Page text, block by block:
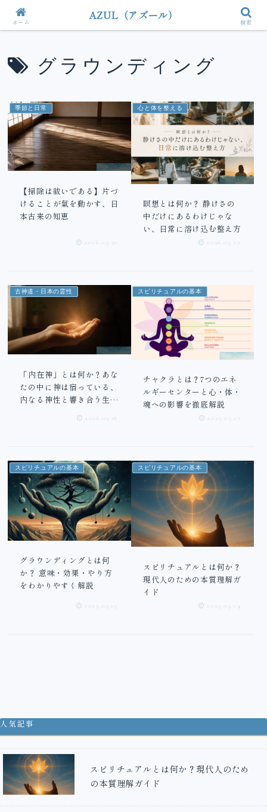
グラウンディング
季節と日常
【掃除は祓いである】片づ
けることが氣を動かす、日
本古来の知恵
2026.05.30
心と体を整える
瞑想とは何か？ 静けさの
中だけにあるわけじゃな
い、日常に溶け込む整え方
2026.05.22
古神道・日本の霊性
「内在神」とは何か？あな
たの中に神は宿っている、
内なる神性と響き合う生き
2026.05.18
スピリチュアルの基本
チャクラとは？7つのエネ
ルギーセンターと心・体・
魂への影響を徹底解説
2025.05.27
スピリチュアルの基本
グラウンディングとは何
か？ 意味・効果・やり方
をわかりやすく解説
2025.05.05
スピリチュアルの基本
スピリチュアルとは何か？
現代人のための本質理解ガ
イド
2025.05.04
人気記事
スピリチュアルとは何か？現代人のため
の本質理解ガイド
ホーム
AZUL（アズール）
検索